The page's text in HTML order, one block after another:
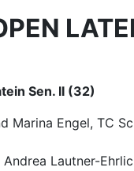
Sen. II (32)
Marina Engel, TC
Lautner-